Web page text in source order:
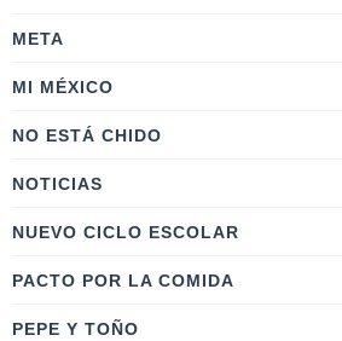
META
MI MÉXICO
NO ESTÁ CHIDO
NOTICIAS
NUEVO CICLO ESCOLAR
PACTO POR LA COMIDA
PEPE Y TOÑO